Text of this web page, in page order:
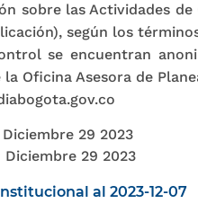
sobre las Actividades
según los
se encuentran
Oficina Asesora de
Diciembre 29 2023
Diciembre 29 2023
al 2023-12-07